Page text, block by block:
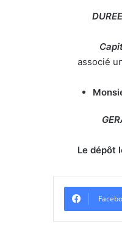
DUREE
associé
Le dépôt